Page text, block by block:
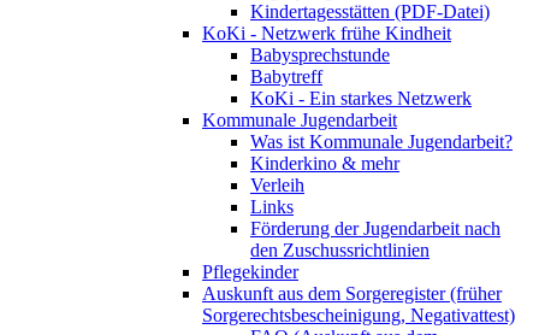
Kindertagesstätten (PDF-Datei)
KoKi - Netzwerk frühe Kindheit
Babysprechstunde
Babytreff
KoKi - Ein starkes Netzwerk
Kommunale Jugendarbeit
Was ist Kommunale Jugendarbeit?
Kinderkino & mehr
Verleih
Links
Förderung der Jugendarbeit nach
den Zuschussrichtlinien
Pflegekinder
Auskunft aus dem Sorgeregister (früher
Sorgerechtsbescheinigung, Negativattest)